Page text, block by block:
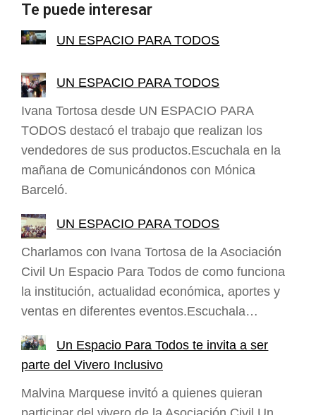
Te puede interesar
UN ESPACIO PARA TODOS
UN ESPACIO PARA TODOS
Ivana Tortosa desde UN ESPACIO PARA
TODOS destacó el trabajo que realizan los
vendedores de sus productos.Escuchala en la
mañana de Comunicándonos con Mónica
Barceló.
UN ESPACIO PARA TODOS
Charlamos con Ivana Tortosa de la Asociación
Civil Un Espacio Para Todos de como funciona
la institución, actualidad económica, aportes y
ventas en diferentes eventos.Escuchala…
Un Espacio Para Todos te invita a ser
parte del Vivero Inclusivo
Malvina Marquese invitó a quienes quieran